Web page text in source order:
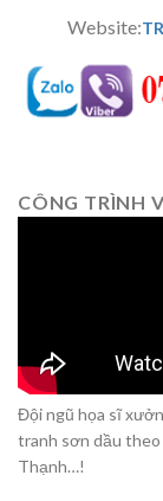
Website:
CÔNG TRÌNH
Đội ngũ họa sĩ
tranh sơn dầu theo
Thạnh…!